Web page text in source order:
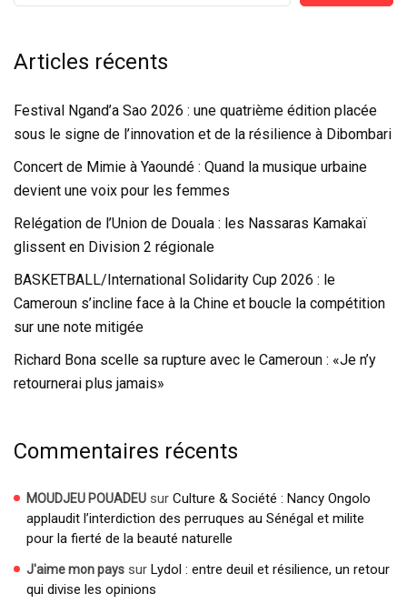
Articles récents
Festival Ngand’a Sao 2026 : une quatrième édition placée
sous le signe de l’innovation et de la résilience à Dibombari
Concert de Mimie à Yaoundé : Quand la musique urbaine
devient une voix pour les femmes
Relégation de l’Union de Douala : les Nassaras Kamakaï
glissent en Division 2 régionale
BASKETBALL/International Solidarity Cup 2026 : le
Cameroun s’incline face à la Chine et boucle la compétition
sur une note mitigée
Richard Bona scelle sa rupture avec le Cameroun : «Je n’y
retournerai plus jamais»
Commentaires récents
MOUDJEU POUADEU sur Culture & Société : Nancy Ongolo
applaudit l’interdiction des perruques au Sénégal et milite
pour la fierté de la beauté naturelle
J'aime mon pays sur Lydol : entre deuil et résilience, un retour
qui divise les opinions